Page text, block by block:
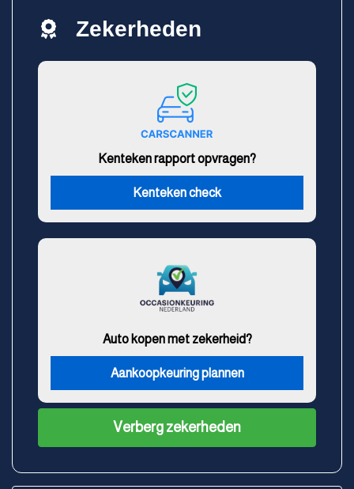
Zekerheden
Kenteken rapport opvragen?
Kenteken check
Auto kopen met zekerheid?
Aankoopkeuring plannen
Verberg zekerheden